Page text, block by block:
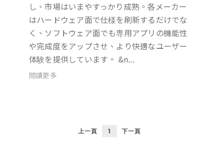
し、市場はいまやすっかり成熟。各メーカー
はハードウェア面で仕様を刷新するだけでな
く、ソフトウェア面でも専用アプリの機能性
や完成度をアップさせ、より快適なユーザー
体験を提供しています。 &n...
閱讀更多
上一頁 1 下一頁